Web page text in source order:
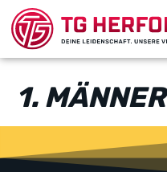
1. MÄNNER